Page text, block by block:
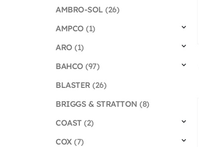
AMBRO-SOL (26)
AMPCO (1)
ARO (1)
BAHCO (97)
BLASTER (26)
BRIGGS & STRATTON (8)
COAST (2)
COX (7)